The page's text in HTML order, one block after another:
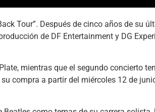
Tour”. Después de cinco años de su
de DF Entertainment y DG
mientras que el segundo concierto
compra a partir del miércoles 12 de